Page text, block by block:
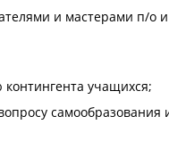
и мастерами п/о
контингента учащихся;
самообразования